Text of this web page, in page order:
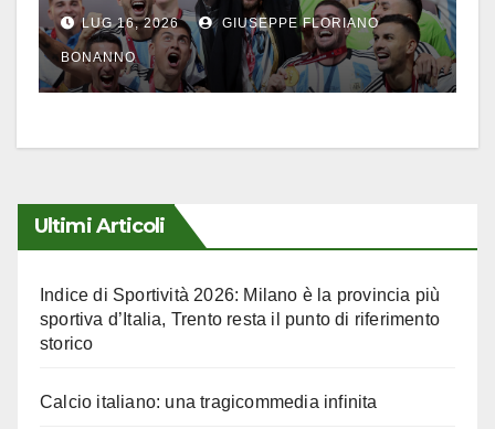
LUG 16, 2026 GIUSEPPE FLORIANO
BONANNO
Ultimi Articoli
Indice di Sportività 2026: Milano è la provincia più
sportiva d’Italia, Trento resta il punto di riferimento
storico
Calcio italiano: una tragicommedia infinita